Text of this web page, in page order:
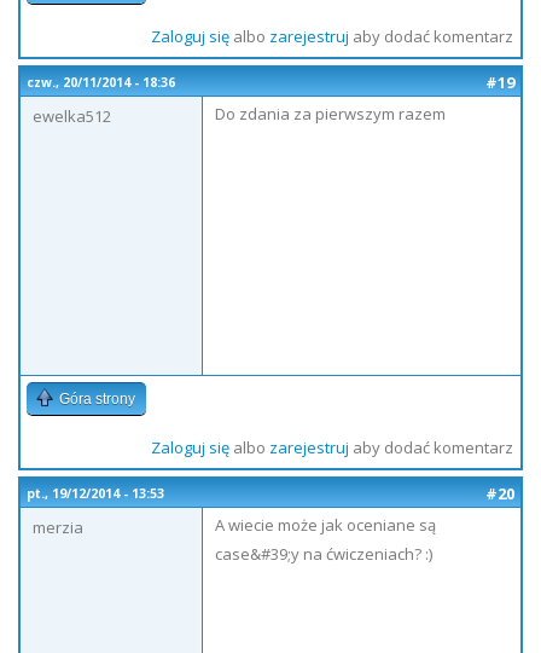
Zaloguj sięalbo zarejestruj aby dodać komentarz
czw., 20/11/2014 - 18:36
#19
ewelka512
Do zdania za pierwszym razem
Góra strony
Zaloguj sięalbo zarejestruj aby dodać komentarz
pt., 19/12/2014 - 13:53
#20
merzia
A wiecie może jak oceniane są
case&#39;y na ćwiczeniach? :)